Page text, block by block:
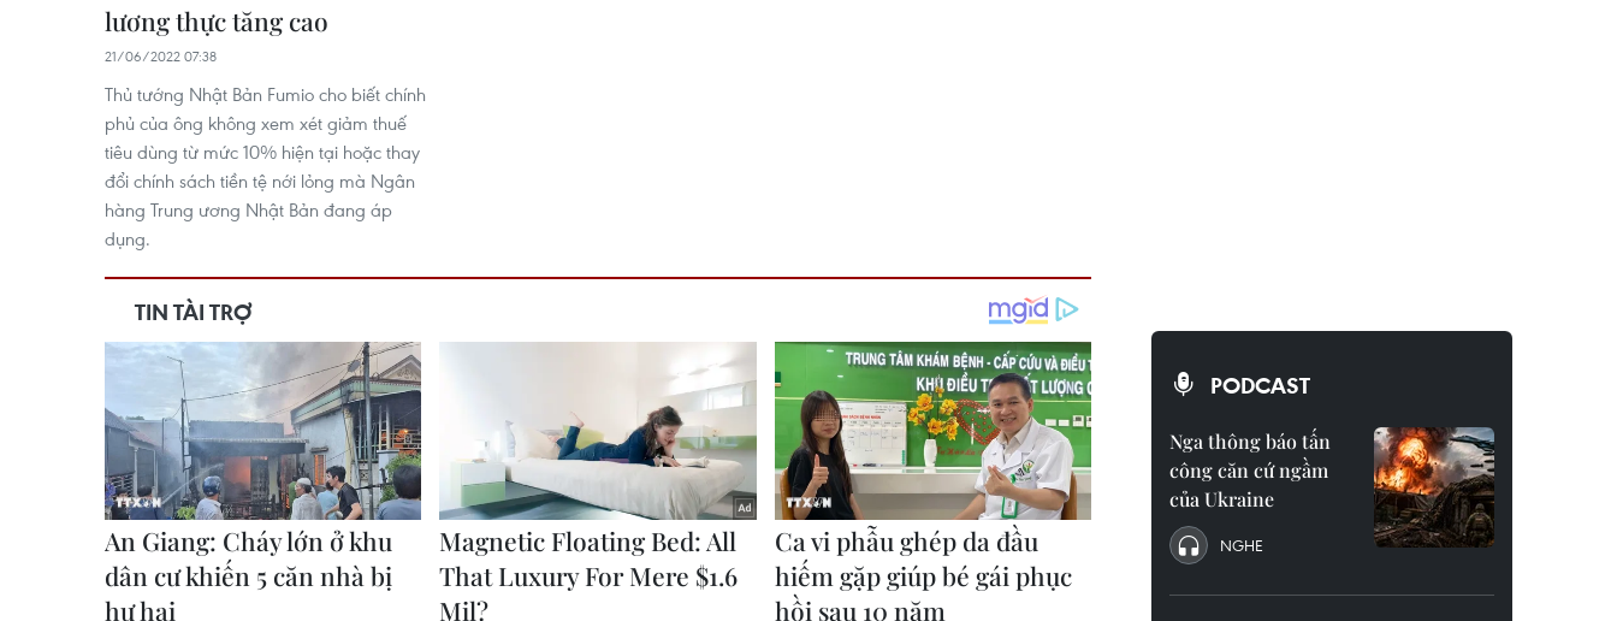
lương thực tăng cao
21/06/2022 07:38
Thủ tướng Nhật Bản Fumio cho biết chính
phủ của ông không xem xét giảm thuế
tiêu dùng từ mức 10% hiện tại hoặc thay
đổi chính sách tiền tệ nới lỏng mà Ngân
hàng Trung ương Nhật Bản đang áp
dụng.
PODCAST
Nga thông báo tấn
công căn cứ ngầm
của Ukraine
NGHE